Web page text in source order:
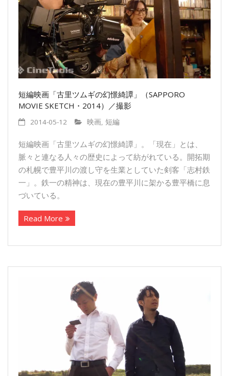
短編映画「古里ツムギの幻憬綺譚」（SAPPORO
MOVIE SKETCH・2014）／撮影
2014-05-12 映画, 短編
短編映画「古里ツムギの幻憬綺譚」。「現在」とは、
脈々と連なる人々の歴史によって紡がれている。開拓期
の札幌で豊平川の渡し守を生業としていた剣客「志村鉄
一」。鉄一の精神は、現在の豊平川に架かる豊平橋に息
づいている。
Read More